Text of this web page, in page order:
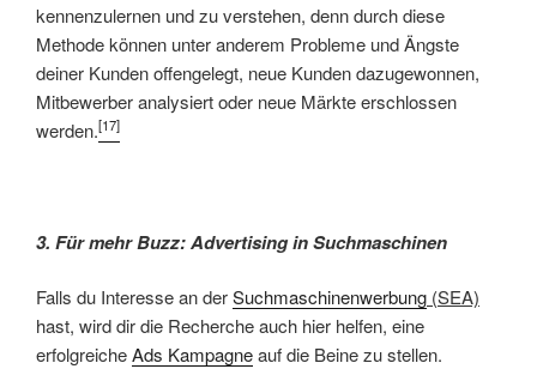
kennenzulernen und zu verstehen, denn durch diese
Methode können unter anderem Probleme und Ängste
deiner Kunden offengelegt, neue Kunden dazugewonnen,
Mitbewerber analysiert oder neue Märkte erschlossen
werden.[17]
3. Für mehr Buzz: Advertising in Suchmaschinen
Falls du Interesse an derSuchmaschinenwerbung (SEA)
hast, wird dir die Recherche auch hier helfen, eine
erfolgreicheAds Kampagneauf die Beine zu stellen.